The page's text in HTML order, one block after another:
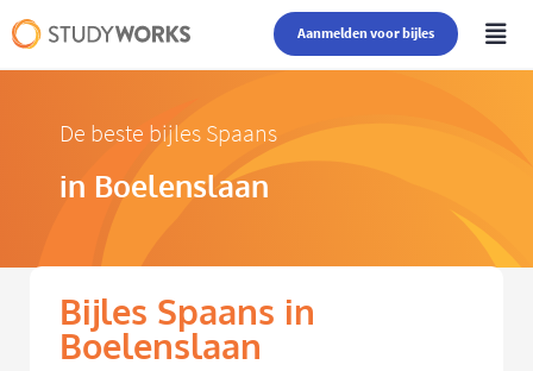
Aanmelden voor bijles
De beste bijles Spaans
in Boelenslaan
Bijles Spaans in
Boelenslaan